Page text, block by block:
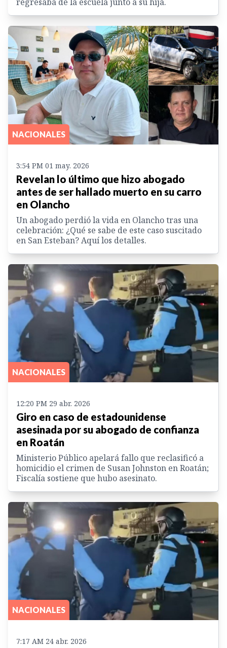
NACIONALES
3:54 PM 01 may. 2026
Revelan lo último que hizo abogado
antes de ser hallado muerto en su carro
en Olancho
Un abogado perdió la vida en Olancho tras una
celebración: ¿Qué se sabe de este caso suscitado
en San Esteban? Aquí los detalles.
NACIONALES
12:20 PM 29 abr. 2026
Giro en caso de estadounidense
asesinada por su abogado de confianza
en Roatán
Ministerio Público apelará fallo que reclasificó a
homicidio el crimen de Susan Johnston en Roatán;
Fiscalía sostiene que hubo asesinato.
NACIONALES
7:17 AM 24 abr. 2026